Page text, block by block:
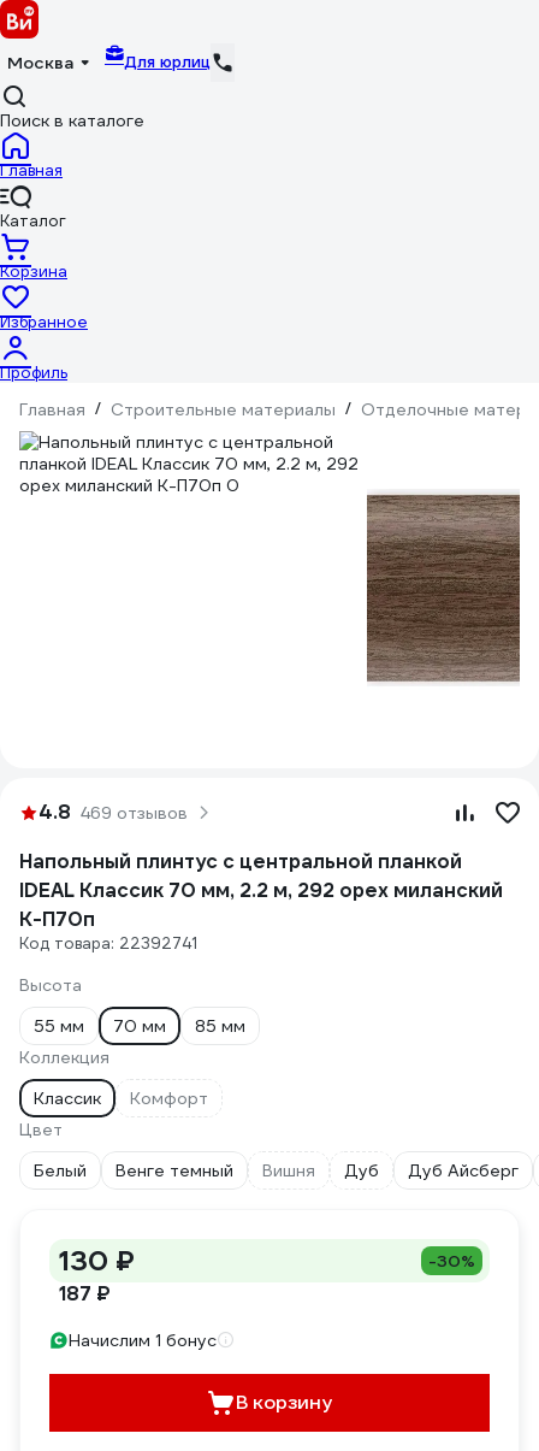
Москва Для юрлиц
Поиск в каталоге
Главная
Каталог
Корзина
Избранное
Профиль
Главная / Строительные материалы / Отделочные
4.8 469 отзывов
Напольный плинтус с центральной планкой
IDEAL Классик 70 мм, 2.2 м, 292 орех миланский
К-П70п
Код товара: 22392741
Высота
55 мм
70 мм
85 мм
Коллекция
Классик
Комфорт
Цвет
Белый
Венге темный Вишня Дуб Дуб Айсберг
130 ₽ -30%
187 ₽
Начислим 1 бонус
В корзину